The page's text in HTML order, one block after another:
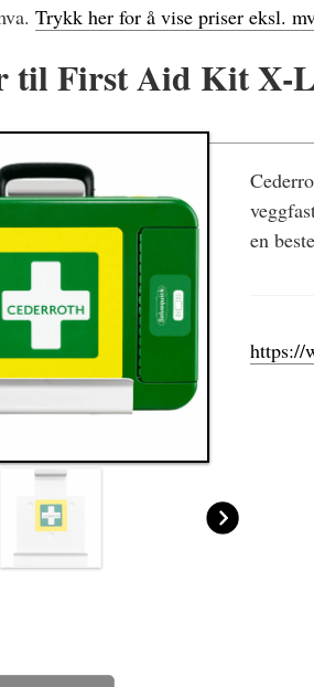
Trykk her for å vise priser eksl.
til First Aid Kit X-
en
https://